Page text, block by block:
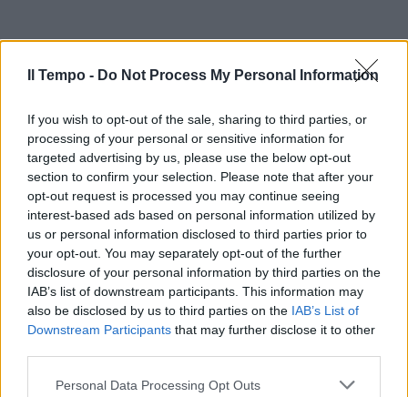
Il Tempo - Do Not Process My Personal Information
If you wish to opt-out of the sale, sharing to third parties, or
processing of your personal or sensitive information for
targeted advertising by us, please use the below opt-out
section to confirm your selection. Please note that after your
opt-out request is processed you may continue seeing
interest-based ads based on personal information utilized by
us or personal information disclosed to third parties prior to
your opt-out. You may separately opt-out of the further
disclosure of your personal information by third parties on the
IAB’s list of downstream participants. This information may
also be disclosed by us to third parties on the IAB’s List of
Downstream Participants that may further disclose it to other
Personal Data Processing Opt Outs